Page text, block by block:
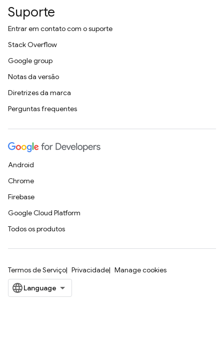
Suporte
Entrar em contato com o suporte
Stack Overflow
Google group
Notas da versão
Diretrizes da marca
Perguntas frequentes
Android
Chrome
Firebase
Google Cloud Platform
Todos os produtos
Termos de Serviço Privacidade Manage cookies